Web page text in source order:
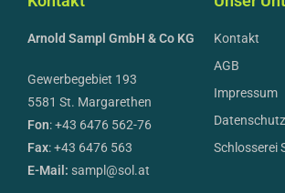
Arnold Sampl GmbH & Co KG
Gewerbegebiet 193
5581 St. Margarethen
Fon: +43 6476 562-76
Fax: +43 6476 563
E-Mail: sampl@sol.at
Kontakt
AGB
Impressum
Datenschutz
Schlosserei